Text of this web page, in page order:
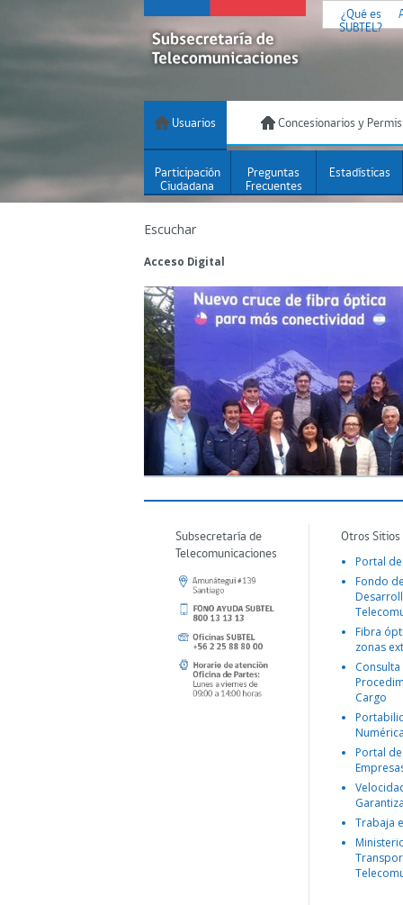
¿Qué es
SUBTEL?
Usuarios Concesionarios y
Participación
Ciudadana
Preguntas
Frecuentes
Estadísticas
Escuchar
Acceso Digital
Subsecretaría de
Telecomunicaciones
Otros
Portal
Fondo
Fibra
zonas
Consulta
Cargo
Portal
Trabaja